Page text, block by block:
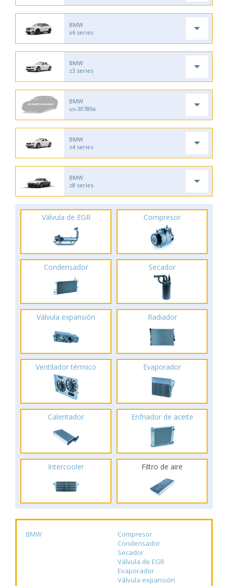
BMW
x6 series
BMW
z3 series
BMW
us-30789a
BMW
z4 series
BMW
z8 series
Válvula de EGR Compresor
Condensador Secador
Válvula expansión Radiador
Ventilador térmico Evaporador
Calentador Enfriador de aceite
Intercooler Filtro de aire
BMW
Compresor
Condensador
Secador
Válvula de EGR
Evaporador
Válvula expansión